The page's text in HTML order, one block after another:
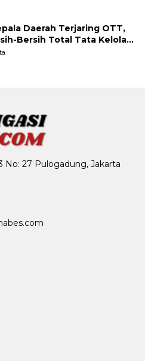
Daerah Terjaring OTT,
Bersih Total Tata Kelola
No: 27 Pulogadung, Jakarta